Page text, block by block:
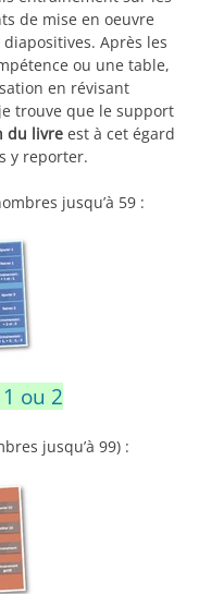
de mise en oeuvre
Après les
ou une table,
en révisant
trouve que le support
du livre est à cet égard
y reporter.
jusqu’à 59 :
ou 2
jusqu’à 99) :